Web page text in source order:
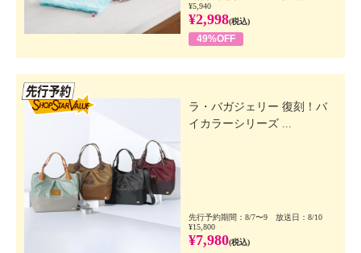
¥5,940
¥2,998(税込)
49%OFF
ラ・バガジェリー 復刻！バ
イカラーシリーズ ...
先行予約期間：8/7〜9 放送日：8/10
¥15,800
¥7,980(税込)